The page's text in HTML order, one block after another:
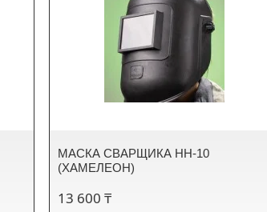
МАСКА СВАРЩИКА НН-10
(ХАМЕЛЕОН)
13 600 ₸